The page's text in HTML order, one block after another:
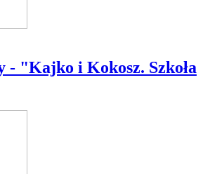
- "Kajko i Kokosz. Szkoła